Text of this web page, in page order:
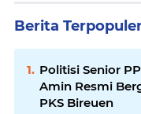
Berita
Politisi Senior
Amin Resmi
PKS Bireuen